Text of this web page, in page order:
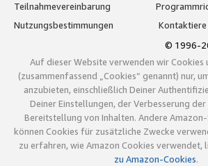
Teilnahmevereinbarung
Nutzungsbestimmungen
Kontaktiere
© 1996-
Auf dieser Website verwenden wir Cookies
(zusammenfassend „Cookies“ genannt) nur,
anzubieten, einschließlich Deiner
Deiner Einstellungen, der Verbesserung
Bereitstellung von Inhalten. Andere
können Cookies für zusätzliche Zwecke
zu erfahren, wie Amazon Cookies verwendet,
zu Amazon-Cookies.